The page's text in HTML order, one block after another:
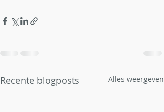
Recente blogposts Alles weergeven